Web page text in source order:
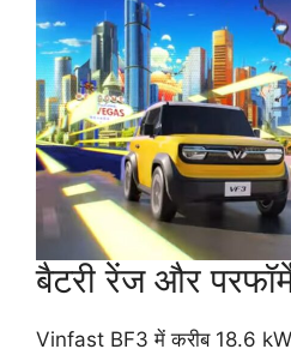
बैटरी रेंज और
Vinfast BF3 में करीब 18.6